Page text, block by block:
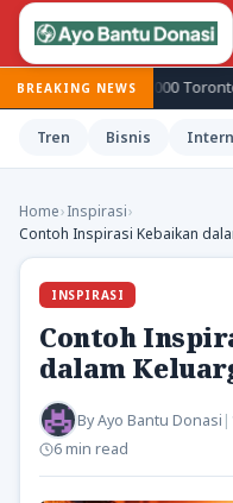
BREAKING NEWS
1000 Toronto
Tren Bisnis
Home›Inspirasi›
Contoh Inspirasi Kebaikan
INSPIRASI
Contoh
dalam
ByAyo Bantu Donasi |
6 min read